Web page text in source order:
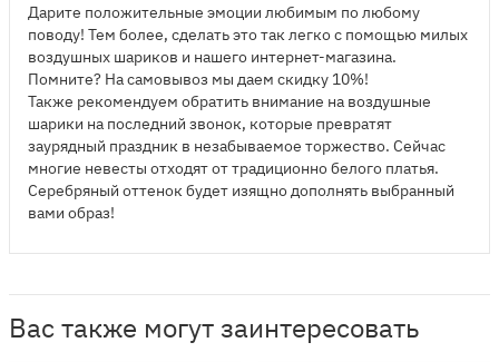
Дарите положительные эмоции любимым по любому
поводу! Тем более, сделать это так легко с помощью милых
воздушных шариков и нашего интернет-магазина.
Помните? На самовывоз мы даем скидку 10%!
Также рекомендуем обратить внимание на воздушные
шарики на последний звонок, которые превратят
заурядный праздник в незабываемое торжество. Сейчас
многие невесты отходят от традиционно белого платья.
Серебряный оттенок будет изящно дополнять выбранный
вами образ!
Вас также могут заинтересовать